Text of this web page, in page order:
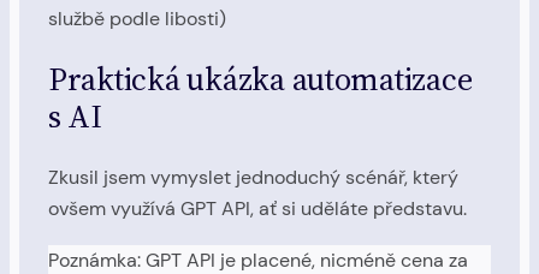
službě podle libosti)
Praktická ukázka automatizace
s AI
Zkusil jsem vymyslet jednoduchý scénář, který
ovšem využívá GPT API, ať si uděláte představu.
Poznámka: GPT API je placené, nicméně cena za